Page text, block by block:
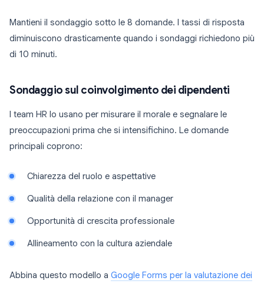
Mantieni il sondaggio sotto le 8 domande. I tassi di risposta
diminuiscono drasticamente quando i sondaggi richiedono più
di 10 minuti.
Sondaggio sul coinvolgimento dei dipendenti
I team HR lo usano per misurare il morale e segnalare le
preoccupazioni prima che si intensifichino. Le domande
principali coprono:
Chiarezza del ruolo e aspettative
Qualità della relazione con il manager
Opportunità di crescita professionale
Allineamento con la cultura aziendale
Abbina questo modello a Google Forms per la valutazione dei